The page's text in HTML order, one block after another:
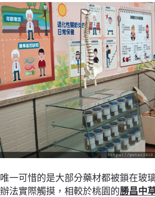
唯一可惜的是大部分藥材都被鎖在玻
辦法實際觸摸，相較於桃園的勝昌中